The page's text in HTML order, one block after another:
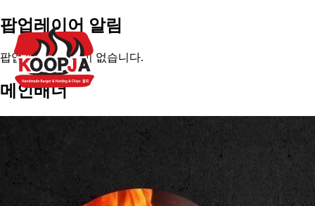
팝업레이어 알림
팝업레이어 알림이 없습니다.
메인배너